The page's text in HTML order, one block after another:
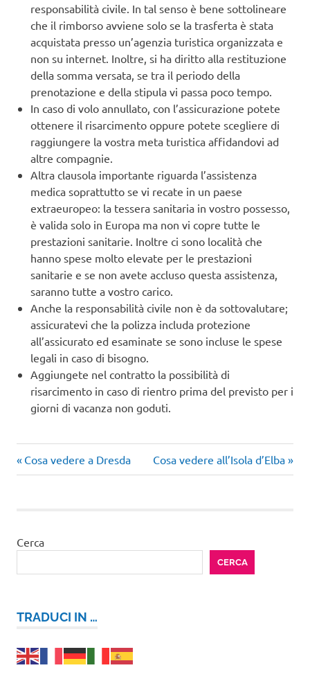
responsabilità civile. In tal senso è bene sottolineare
che il rimborso avviene solo se la trasferta è stata
acquistata presso un’agenzia turistica organizzata e
non su internet. Inoltre, si ha diritto alla restituzione
della somma versata, se tra il periodo della
prenotazione e della stipula vi passa poco tempo.
In caso di volo annullato, con l’assicurazione potete
ottenere il risarcimento oppure potete scegliere di
raggiungere la vostra meta turistica affidandovi ad
altre compagnie.
Altra clausola importante riguarda l’assistenza
medica soprattutto se vi recate in un paese
extraeuropeo: la tessera sanitaria in vostro possesso,
è valida solo in Europa ma non vi copre tutte le
prestazioni sanitarie. Inoltre ci sono località che
hanno spese molto elevate per le prestazioni
sanitarie e se non avete accluso questa assistenza,
saranno tutte a vostro carico.
Anche la responsabilità civile non è da sottovalutare;
assicuratevi che la polizza includa protezione
all’assicurato ed esaminate se sono incluse le spese
legali in caso di bisogno.
Aggiungete nel contratto la possibilità di
risarcimento in caso di rientro prima del previsto per i
giorni di vacanza non goduti.
Navigazione
Articolo
precedente:
Cosa vedere a Dresda
Articolo
successivo:
Cosa vedere all’Isola d’Elba
Cerca
CERCA
TRADUCI IN …